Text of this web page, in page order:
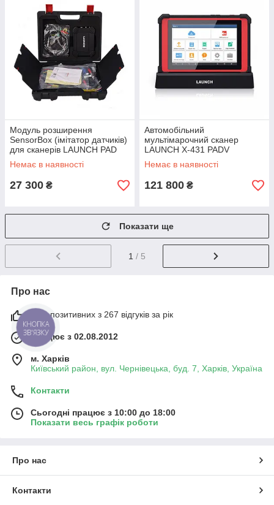
Модуль розширення
SensorBox (імітатор датчиків)
для сканерів LAUNCH PAD
SBS2-2
Немає в наявності
27 300 ₴
Автомобільний
мультімарочний сканер
LAUNCH X-431 PADV
Немає в наявності
121 800 ₴
Показати ще
1 / 5
Про нас
98% позитивних з 267 відгуків за рік
Працює з 02.08.2012
м. Харків
Київський район, вул. Чернівецька, буд. 7, Харків, Україна
Контакти
Сьогодні працює з 10:00 до 18:00
Показати весь графік роботи
Про нас
Контакти
КНОПКА
ЗВ'ЯЗКУ